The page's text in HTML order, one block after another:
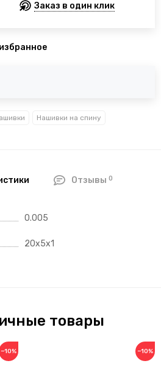
Заказ в один клик
Нашивки на спину
Отзывы 0
0.005
20x5x1
товары
−10% −10%